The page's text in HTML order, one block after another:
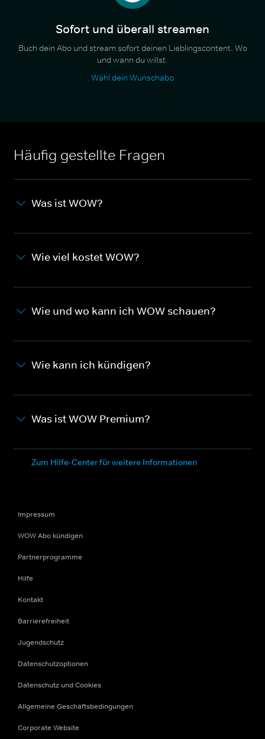
Sofort und überall streamen
Buch dein Abo und stream sofort deinen Lieblingscontent. Wo
und wann du willst.
Wähl dein Wunschabo
Häufig gestellte Fragen
Was ist WOW?
Wie viel kostet WOW?
Wie und wo kann ich WOW schauen?
Wie kann ich kündigen?
Was ist WOW Premium?
Zum Hilfe-Center für weitere Informationen
Impressum
WOW Abo kündigen
Partnerprogramme
Hilfe
Kontakt
Barrierefreiheit
Jugendschutz
Datenschutzoptionen
Datenschutz und Cookies
Allgemeine Geschäftsbedingungen
Corporate Website